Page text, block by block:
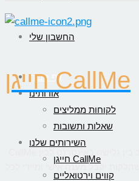
החשבון שלי
דף הבית
אודותינו
לקוחות ממליצים
שאלות ותשובות
השירותים שלנו
חייגן CallMe
קווים וירטואליים
חייגן CallMe
יקבל מענה אישי ומיידי לכל